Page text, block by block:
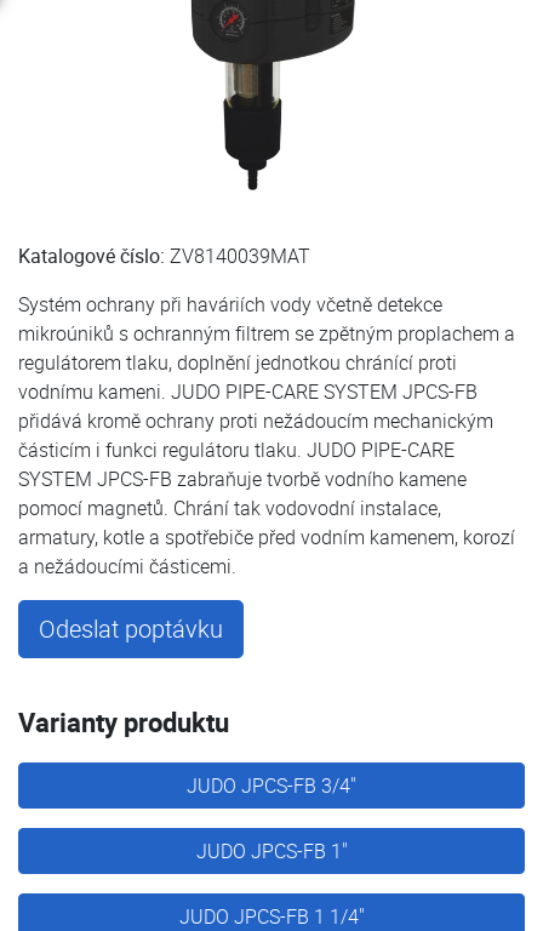
Katalogové číslo: ZV8140039MAT
Systém ochrany při haváriích vody včetně detekce
mikroúniků s ochranným filtrem se zpětným proplachem a
regulátorem tlaku, doplnění jednotkou chránící proti
vodnímu kameni. JUDO PIPE-CARE SYSTEM JPCS-FB
přidává kromě ochrany proti nežádoucím mechanickým
částicím i funkci regulátoru tlaku. JUDO PIPE-CARE
SYSTEM JPCS-FB zabraňuje tvorbě vodního kamene
pomocí magnetů. Chrání tak vodovodní instalace,
armatury, kotle a spotřebiče před vodním kamenem, korozí
a nežádoucími částicemi.
Odeslat poptávku
Varianty produktu
JUDO JPCS-FB 3/4"
JUDO JPCS-FB 1"
JUDO JPCS-FB 1 1/4"